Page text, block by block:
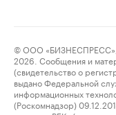
© ООО
2026. Сообщения и
(свидетельство о
выдано Федеральной
информационных
(Роскомнадзор)